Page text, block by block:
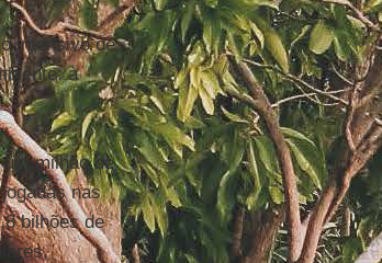
intensivo de
à
milhão de
nas
bilhões de